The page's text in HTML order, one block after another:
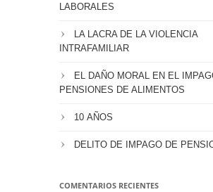
LABORALES
LA LACRA DE LA VIOLENCIA
INTRAFAMILIAR
EL DAÑO MORAL EN EL
PENSIONES DE ALIMENTOS
10 AÑOS
DELITO DE IMPAGO DE
COMENTARIOS RECIENTES